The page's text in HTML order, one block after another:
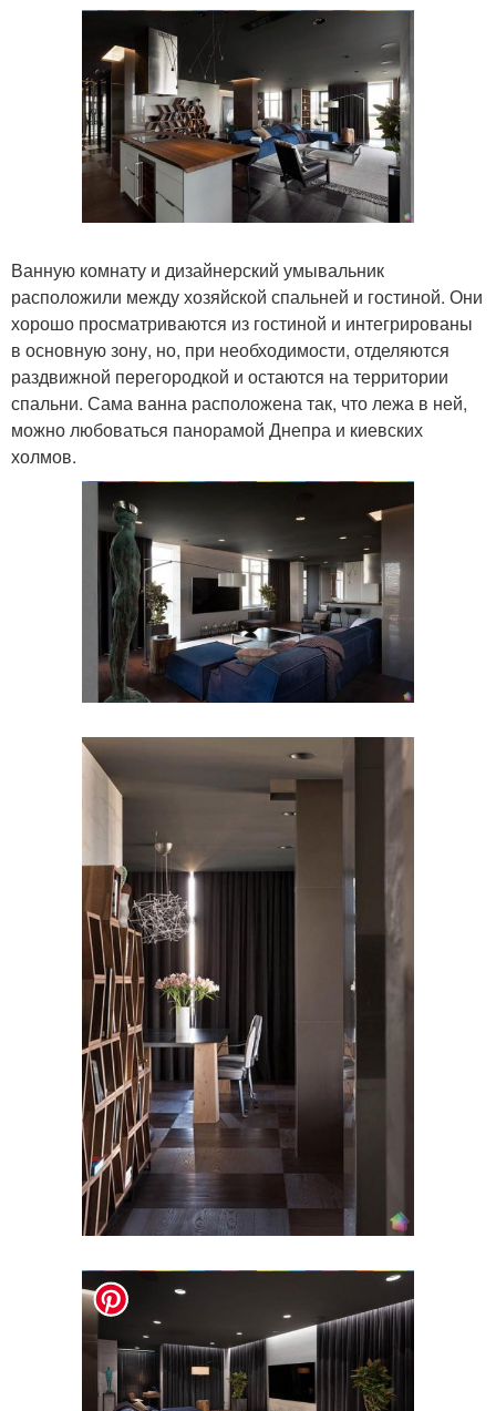
Ванную комнату и дизайнерский умывальник
расположили между хозяйской спальней и гостиной. Они
хорошо просматриваются из гостиной и интегрированы
в основную зону, но, при необходимости, отделяются
раздвижной перегородкой и остаются на территории
спальни. Сама ванна расположена так, что лежа в ней,
можно любоваться панорамой Днепра и киевских
холмов.